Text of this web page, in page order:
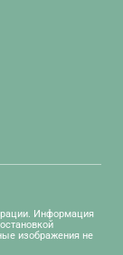
Информация
изображения не